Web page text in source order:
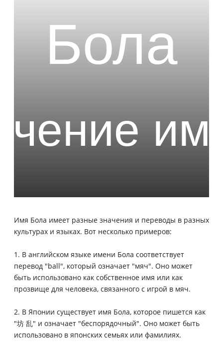
Имя Бола имеет разные значения и переводы в разных
культурах и языках. Вот несколько примеров:
1. В английском языке имени Бола соответствует
перевод "ball", который означает "мяч". Оно может
быть использовано как собственное имя или как
прозвище для человека, связанного с игрой в мяч.
2. В Японии существует имя Бола, которое пишется как
"坊 乱" и означает "беспорядочный". Оно может быть
использовано в японских семьях или фамилиях.